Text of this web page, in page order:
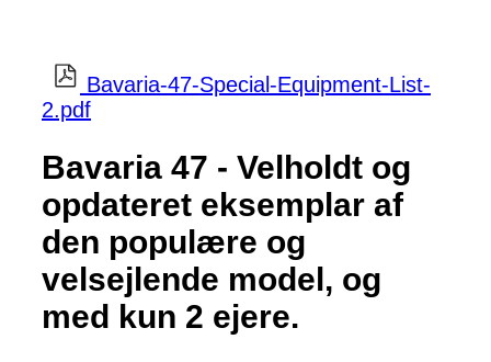
Bavaria-47-Special-Equipment-List-
2.pdf
Bavaria 47 - Velholdt og
opdateret eksemplar af
den populære og
velsejlende model, og
med kun 2 ejere.